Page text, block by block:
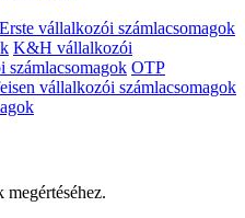
Erste vállalkozói számlacsomagok
K&H vállalkozói
OTP
vállalkozói számlacsomagok